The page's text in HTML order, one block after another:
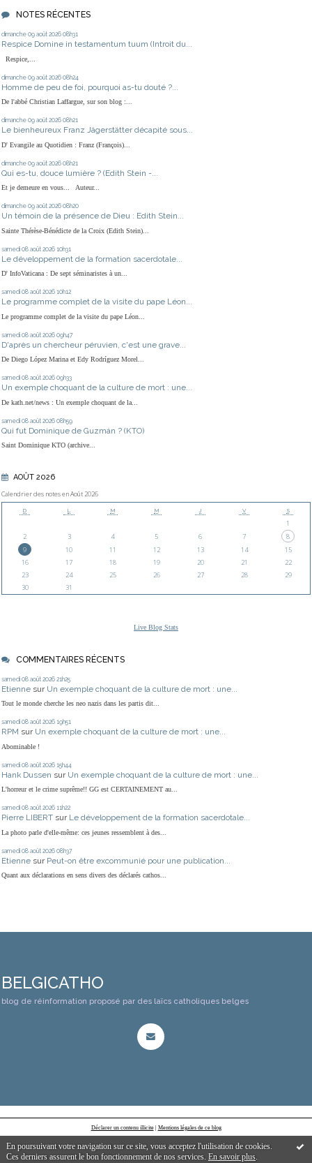
En poursuivant votre navigation sur ce site, vous acceptez l'utilisation de cookies.
Ces derniers assurent le bon fonctionnement de nos services. En savoir plus
NOTES RÉCENTES
dimanche 09 août 2026 08h31
Respice Domine in testamentum tuum (Introit du...
Respice,...
dimanche 09 août 2026 08h24
Homme de peu de foi, pourquoi as-tu douté ?...
De l'abbé Christian Laffargue, sur son blog :...
dimanche 09 août 2026 08h21
Le bienheureux Franz Jägerstätter décapité sous...
D' Evangile au Quotidien : Franz (François)...
dimanche 09 août 2026 08h21
Qui es-tu, douce lumière ? (Edith Stein -...
Et je demeure en vous... Auteur...
dimanche 09 août 2026 08h20
Un témoin de la présence de Dieu : Edith Stein...
Sainte Thérèse-Bénédicte de la Croix (Edith Stein)...
samedi 08 août 2026 10h31
Le développement de la formation sacerdotale...
D' InfoVaticana : De sept séminaristes à un...
samedi 08 août 2026 10h12
Le programme complet de la visite du pape Léon...
Le programme complet de la visite du pape Léon...
samedi 08 août 2026 09h47
D'après un chercheur péruvien, c'est une grave...
De Diego López Marina et Edy Rodríguez Morel...
samedi 08 août 2026 09h33
Un exemple choquant de la culture de mort : une...
De kath.net/news : Un exemple choquant de la...
samedi 08 août 2026 08h59
Qui fut Dominique de Guzmán ? (KTO)
Saint Dominique KTO (archive...
AOÛT 2026
Calendrier des notes en Août 2026
D L M M J V S
1
2
3 4 5 6 7
8
9
10 11 12 13 14
15
16
17 18 19 20 21
22
23
24 25 26 27 28
29
30
31
Live Blog Stats
COMMENTAIRES RÉCENTS
samedi 08 août 2026 21h25
Etienne sur Un exemple choquant de la culture de mort : une...
Tout le monde cherche les neo nazis dans les partis dit...
samedi 08 août 2026 19h51
RPM sur Un exemple choquant de la culture de mort : une...
Abominable !
samedi 08 août 2026 15h44
Hank Dussen sur Un exemple choquant de la culture de mort : une...
L'horreur et le crime suprême!! GG est CERTAINEMENT au...
samedi 08 août 2026 11h22
Pierre LIBERT sur Le développement de la formation sacerdotale...
La photo parle d'elle-même: ces jeunes ressemblent à des...
samedi 08 août 2026 08h37
Etienne sur Peut-on être excommunié pour une publication...
Quant aux déclarations en sens divers des déclarés cathos...
BELGICATHO
blog de réinformation proposé par des laïcs catholiques belges
Déclarer un contenu illicite| Mentions légales de ce blog